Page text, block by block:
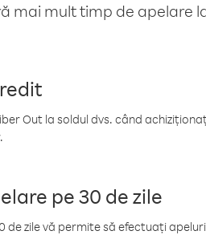
mai mult timp de apelare
Out la soldul dvs. când
pe 30 de zile
de zile vă permite să efectuați